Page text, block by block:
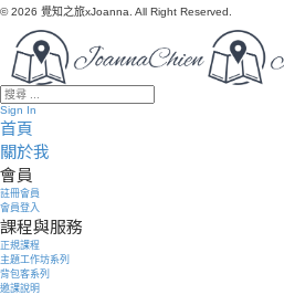
© 2026 覺知之旅xJoanna. All Right Reserved.
Sign In
首頁
關於我
會員
註冊會員
會員登入
課程與服務
正規課程
主題工作坊系列
背包客系列
邀課說明